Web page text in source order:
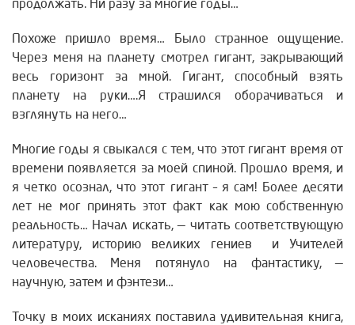
продолжать. Ни разу за многие годы…
Похоже пришло время… Было странное ощущение.
Через меня на планету смотрел гигант, закрывающий
весь горизонт за мной. Гигант, способный взять
планету на руки….Я страшился оборачиваться и
взглянуть на него…
Многие годы я свыкался с тем, что этот гигант время от
времени появляется за моей спиной. Прошло время, и
я четко осознал, что этот гигант – я сам! Более десяти
лет не мог принять этот факт как мою собственную
реальность… Начал искать, — читать соответствующую
литературу, историю великих гениев и Учителей
человечества. Меня потянуло на фантастику, —
научную, затем и фэнтези…
Точку в моих исканиях поставила удивительная книга,